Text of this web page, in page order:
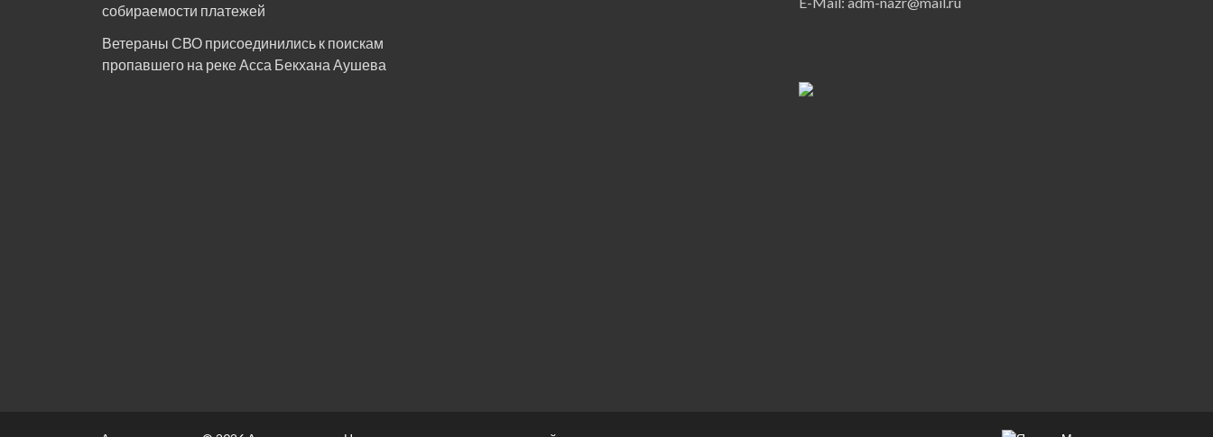
собираемости платежей
Ветераны СВО присоединились к поискам
пропавшего на реке Асса Бекхана Аушева